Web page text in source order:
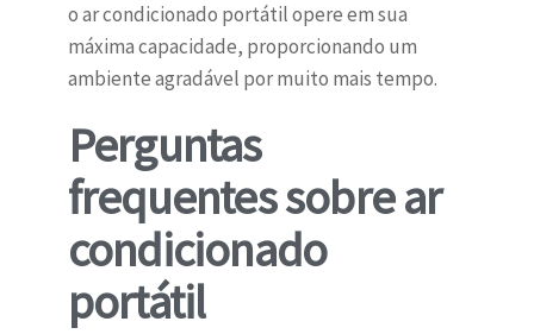
o ar condicionado portátil opere em sua
máxima capacidade, proporcionando um
ambiente agradável por muito mais tempo.
Perguntas
frequentes sobre ar
condicionado
portátil